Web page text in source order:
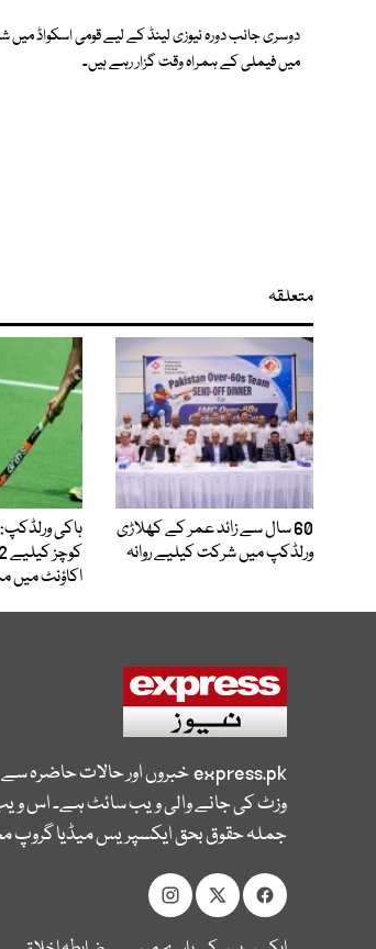
دوسری جانب دورہ نیوزی لینڈ کے لیے قومی اسکواڈ
میں فیملی کے ہمراہ وقت گزار رہے ہیں۔
متعلقہ
60 سال سے زائد عمر کے کھلاڑی
ورلڈکپ میں شرکت کیلیے روانہ
ہاکی
اکاؤنٹ میں
express.pkخبروں اور حالات حاضرہ
وزٹ کی جانے والی ویب سائٹ ہے۔ اس
جملہ حقوق بحق ایکسپریس میڈیا گروپ